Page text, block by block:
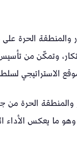
الحرة على
وتمكّن من
الاستراتيجي
ما يعكس الأداء